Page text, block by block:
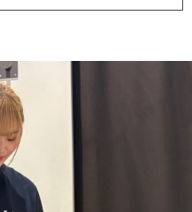
新規会員登録
ン